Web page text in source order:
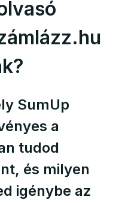
SumUp
a
tudod
és milyen
igénybe az